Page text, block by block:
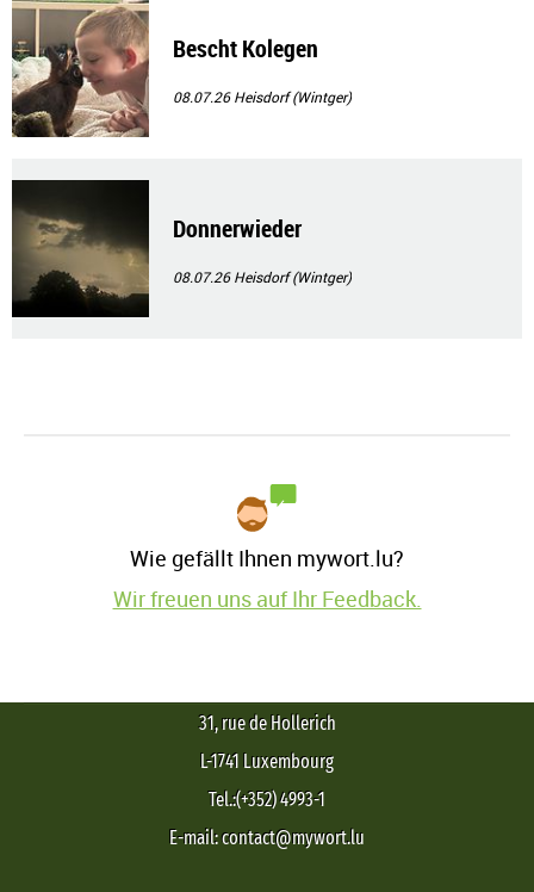
Bescht Kolegen
08.07.26Heisdorf (Wintger)
Donnerwieder
08.07.26Heisdorf (Wintger)
Wie gefällt Ihnen mywort.lu?
Wir freuen uns auf Ihr Feedback.
31, rue de Hollerich
L-1741 Luxembourg
Tel.:(+352) 4993-1
E-mail: contact@mywort.lu